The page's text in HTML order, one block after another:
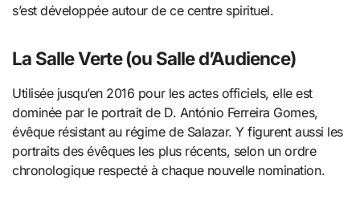
s’est développée autour de ce centre spirituel.
La Salle Verte (ou Salle d’Audience)
Utilisée jusqu’en 2016 pour les actes officiels, elle est
dominée par le portrait de D. António Ferreira Gomes,
évêque résistant au régime de Salazar. Y figurent aussi les
portraits des évêques les plus récents, selon un ordre
chronologique respecté à chaque nouvelle nomination.